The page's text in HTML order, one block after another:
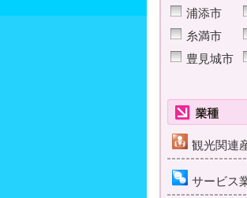
浦添市
糸満市
豊見城市
観光関連
サービス